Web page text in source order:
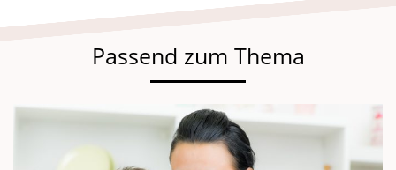
Passend zum Thema